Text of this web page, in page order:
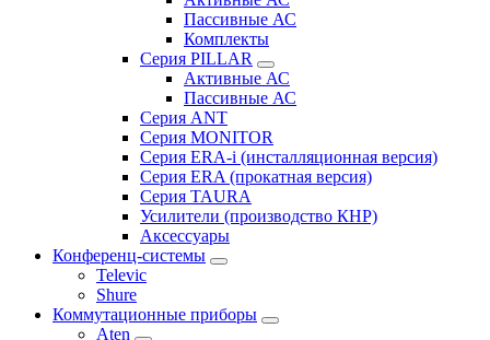
Пассивные АС
Комплекты
Серия PILLAR
Активные АС
Пассивные АС
Серия ANT
Серия MONITOR
Серия ERA-i (инсталляционная версия)
Серия ERA (прокатная версия)
Серия TAURA
Усилители (производство КНР)
Аксессуары
Конференц-системы
Televic
Shure
Коммутационные приборы
Aten